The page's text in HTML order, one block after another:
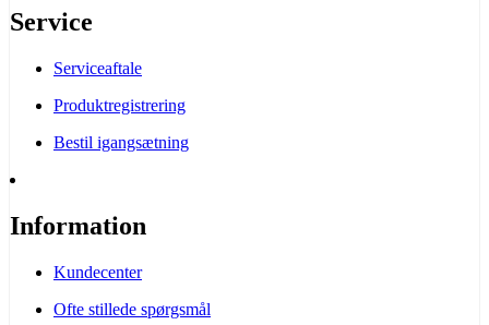
Service
Serviceaftale
Produktregistrering
Bestil igangsætning
Information
Kundecenter
Ofte stillede spørgsmål